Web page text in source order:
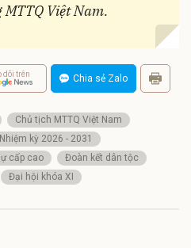
Việt Nam.
dõi trên Chia sẻ Zalo
Chủ tịch MTTQ Việt Nam
Nhiệm kỳ 2026 - 2031
cấp cao
Đoàn kết dân tộc
Đại hội khóa XI